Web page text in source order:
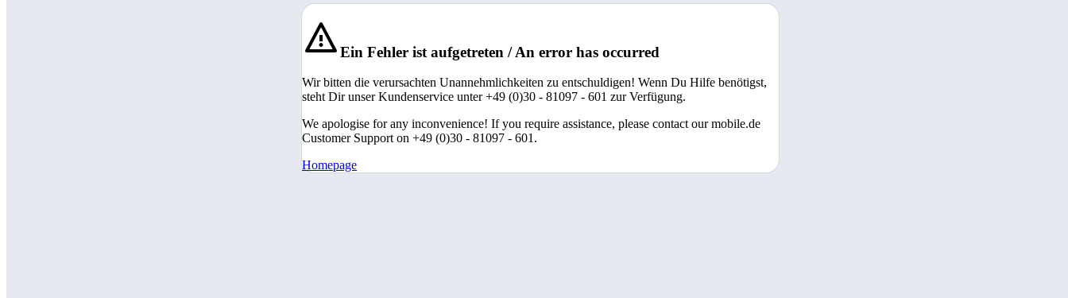
Ein Fehler ist aufgetreten / An error has occurred
Wir bitten die verursachten Unannehmlichkeiten zu entschuldigen! Wenn Du Hilfe benötigst,
steht Dir unser Kundenservice unter +49 (0)30 - 81097 - 601 zur Verfügung.
We apologise for any inconvenience! If you require assistance, please contact our mobile.de
Customer Support on +49 (0)30 - 81097 - 601.
Homepage